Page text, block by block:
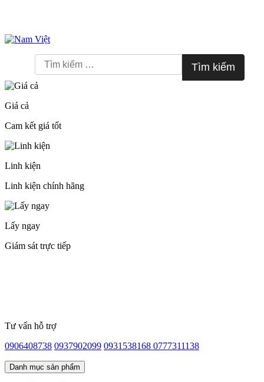
Skip
cho:
Giá cả
Cam kết giá tốt
Linh kiện
Linh kiện chính hãng
Lấy ngay
Giám sát trực tiếp
Tư vấn hỗ trợ
0906408738 0937902099 0931538168 0777311138
Danh mục sản phẩm